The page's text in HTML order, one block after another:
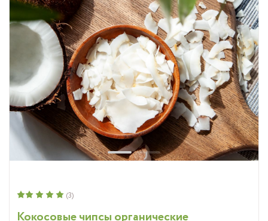
Кокосовые чипсы органические
(3)